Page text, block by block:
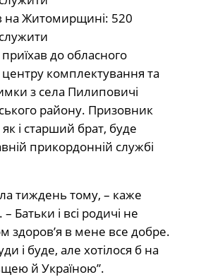
до обласного
центру комплектування та
з села Пилиповичі
району. Призовник
і старший брат, буде
прикордонній службі
тиждень тому, – каже
Батьки і всі родичі не
здоров’я в мене все добре.
і буде, але хотілося б на
й Україною”.